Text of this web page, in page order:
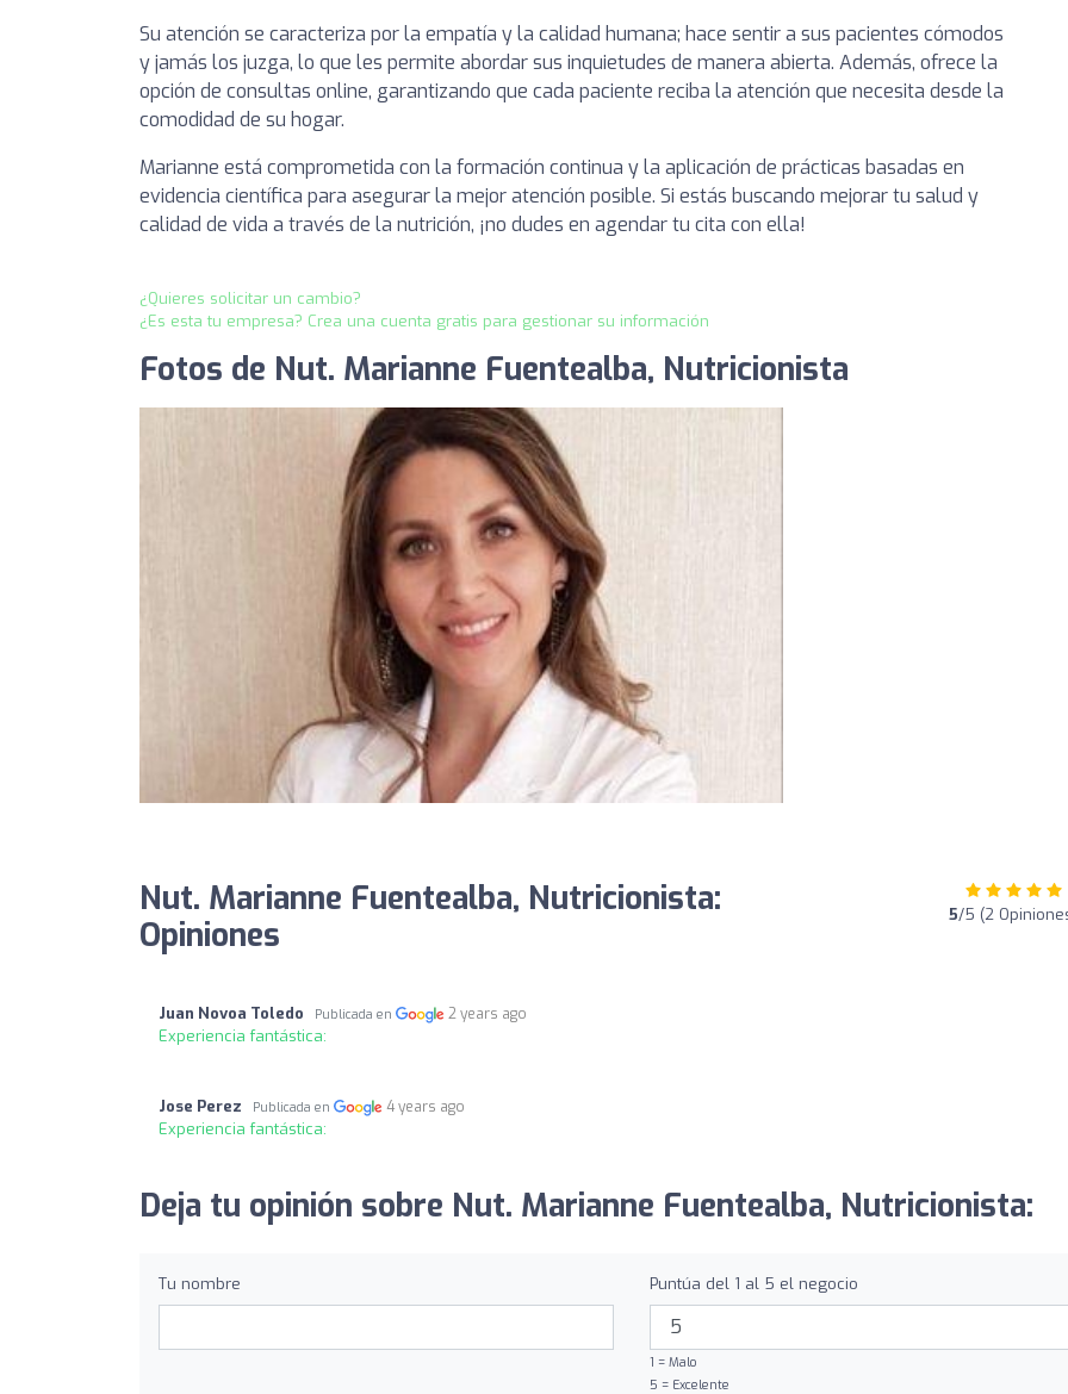
Su atención se caracteriza por la empatía y la calidad humana; hace sentir a sus pacientes cómodos
y jamás los juzga, lo que les permite abordar sus inquietudes de manera abierta. Además, ofrece la
opción de consultas online, garantizando que cada paciente reciba la atención que necesita desde la
comodidad de su hogar.
Marianne está comprometida con la formación continua y la aplicación de prácticas basadas en
evidencia científica para asegurar la mejor atención posible. Si estás buscando mejorar tu salud y
calidad de vida a través de la nutrición, ¡no dudes en agendar tu cita con ella!
¿Quieres solicitar un cambio?
¿Es esta tu empresa? Crea una cuenta gratis para gestionar su información
Fotos de Nut. Marianne Fuentealba, Nutricionista
Nut. Marianne Fuentealba, Nutricionista:
Opiniones
5/5 (2
Juan Novoa Toledo Publicada en 2 years ago
Experiencia fantástica:
Jose Perez Publicada en 4 years ago
Experiencia fantástica:
Deja tu opinión sobre Nut. Marianne Fuentealba, Nutricionista:
Tu nombre Puntúa del 1 al 5 el negocio
1 = Malo
5 = Excelente